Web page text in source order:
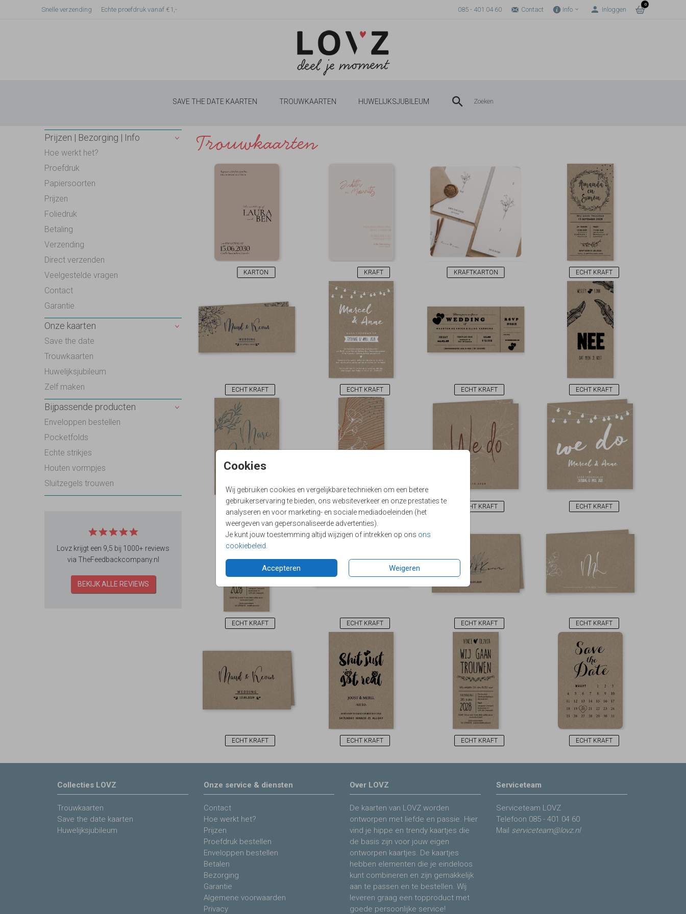
Snelle verzending Echte proefdruk vanaf €1,- 085 - 401 04 60 Contact Info Inloggen
0
SAVE THE DATE KAARTEN TROUWKAARTEN HUWELIJKSJUBILEUM
Cookies
Wij gebruiken cookies en vergelijkbare technieken om een betere
gebruikerservaring te bieden, ons websiteverkeer en onze prestaties te
analyseren en voor marketing- en sociale mediadoeleinden (het
weergeven van gepersonaliseerde advertenties).
Je kunt jouw toestemming altijd wijzigen of intrekken op ons ons
cookiebeleid
Accepteren Weigeren
Prijzen | Bezorging | Info
Hoe werkt het?
Proefdruk
Papiersoorten
Prijzen
Foliedruk
Betaling
Verzending
Direct verzenden
Veelgestelde vragen
Contact
Garantie
Onze kaarten
Save the date
Trouwkaarten
Huwelijksjubileum
Zelf maken
Bijpassende producten
Enveloppen bestellen
Pocketfolds
Echte strikjes
Houten vormpjes
Sluitzegels trouwen
Lovz krijgt een 9,5 bij 1000+ reviews
via TheFeedbackcompany.nl
BEKIJK ALLE REVIEWS
Trouwkaarten
KARTON KRAFT KRAFTKARTON ECHT KRAFT
ECHT KRAFT ECHT KRAFT ECHT KRAFT ECHT KRAFT
ECHT KRAFT ECHT KRAFT
ECHT KRAFT ECHT KRAFT ECHT KRAFT ECHT KRAFT
ECHT KRAFT ECHT KRAFT ECHT KRAFT ECHT KRAFT
Collecties LOVZ
Trouwkaarten
Save the date kaarten
Huwelijksjubileum
Onze service & diensten
Contact
Hoe werkt het?
Prijzen
Proefdruk bestellen
Enveloppen bestellen
Betalen
Bezorging
Garantie
Algemene voorwaarden
Privacy
Over LOVZ
De kaarten van LOVZ worden
ontworpen met liefde en passie. Hier
vind je hippe en trendy kaartjes die
de basis zijn voor jouw eigen
ontworpen kaartjes. De kaartjes
hebben elementen die je eindeloos
kunt combineren en zijn gemakkelijk
aan te passen en te bestellen. Wij
leveren graag een topproduct met
goede persoonlijke service!
Serviceteam
Serviceteam LOVZ
Telefoon 085 - 401 04 60
Mail serviceteam@lovz.nl